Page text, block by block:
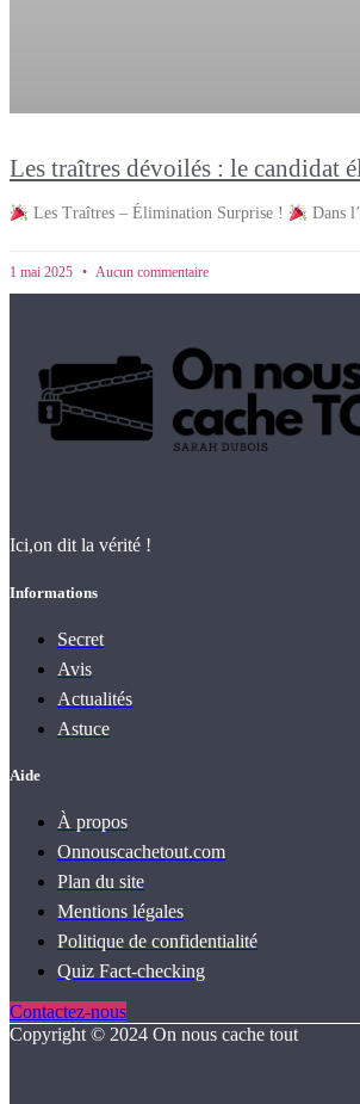
Les traîtres dévoilés : le candidat
Les Traîtres – Élimination Surprise ! Dans
1 mai 2025 Aucun commentaire
Ici,on dit la vérité !
Informations
Secret
Avis
Actualités
Astuce
Aide
À propos
Onnouscachetout.com
Plan du site
Mentions légales
Politique de confidentialité
Quiz Fact‑checking
Contactez-nous
Copyright © 2024 On nous cache tout